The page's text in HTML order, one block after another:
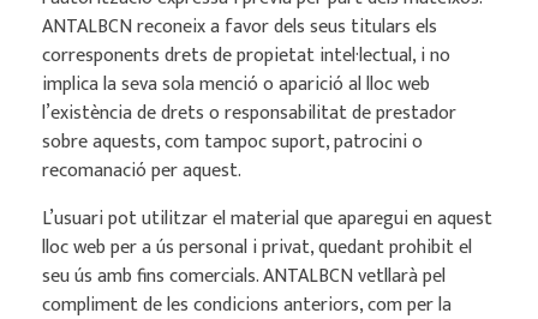
ANTALBCN reconeix a favor dels seus titulars els
corresponents drets de propietat intel·lectual, i no
implica la seva sola menció o aparició al lloc web
l’existència de drets o responsabilitat de prestador
sobre aquests, com tampoc suport, patrocini o
recomanació per aquest.
L’usuari pot utilitzar el material que aparegui en aquest
lloc web per a ús personal i privat, quedant prohibit el
seu ús amb fins comercials. ANTALBCN vetllarà pel
compliment de les condicions anteriors, com per la